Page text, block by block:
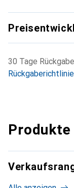
30 Tage